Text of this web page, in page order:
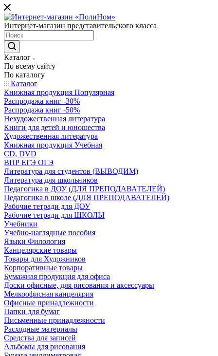
Интернет-магазин представительского класса
Каталог
По всему сайту
По каталогу
Каталог
Книжная продукция Популярная
Распродажа книг -30%
Распродажа книг -50%
Нехудожественная литература
Книги для детей и юношества
Художественная литература
Книжная продукция Учебная
CD, DVD
ВПР ЕГЭ ОГЭ
Литература для студентов (ВЫВОДИМ)
Литература для школьников
Педагогика в ДОУ (ДЛЯ ПРЕПОДАВАТЕЛЕЙ)
Педагогика в школе (ДЛЯ ПРЕПОДАВАТЕЛЕЙ)
Рабочие тетради для ДОУ
Рабочие тетради для ШКОЛЫ
Учебники
Учебно-наглядные пособия
Языки Филология
Канцелярские товары
Товары для Художников
Корпоративные товары
Бумажная продукция для офиса
Доски офисные, для рисования и аксессуары
Мелкоофисная канцелярия
Офисные принадлежности
Папки для бумаг
Письменные принадлежности
Расходные материалы
Средства для записей
Альбомы для рисования